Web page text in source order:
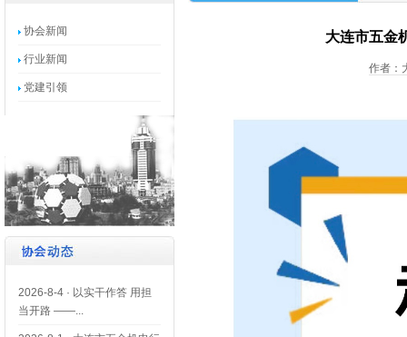
协会新闻
行业新闻
党建引领
2026-8-4 · 以实干作答 用担
当开路 ——...
大连市五金
作者：